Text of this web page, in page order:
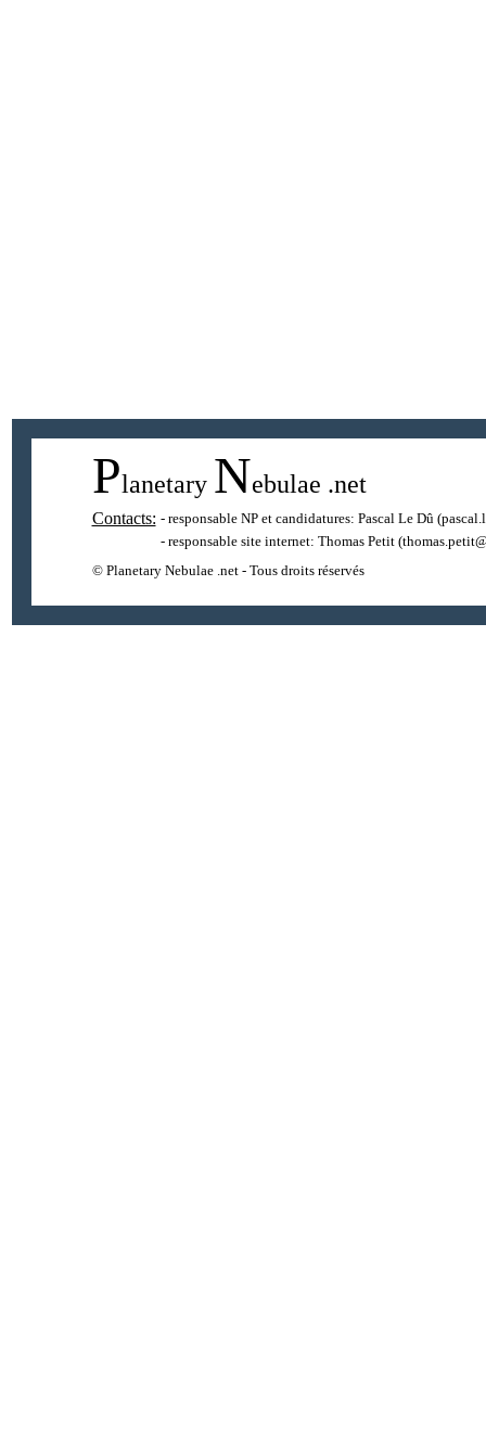
Planetary Nebulae .net
Contacts: - responsable NP et candidatures: Pascal Le Dû
- responsable site internet: Thomas Petit
© Planetary Nebulae .net - Tous droits réservés